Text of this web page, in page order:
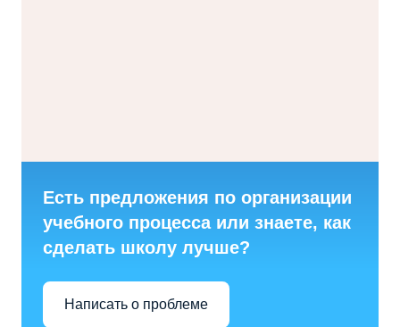
Есть предложения по организации
учебного процесса или знаете, как
сделать школу лучше?
Написать о проблеме